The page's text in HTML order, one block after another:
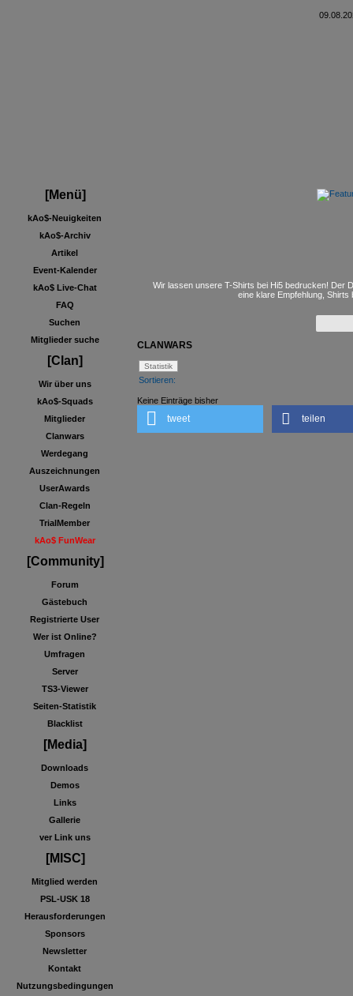
[Menü]
kAo$-Neuigkeiten
kAo$-Archiv
Artikel
Event-Kalender
kAo$ Live-Chat
FAQ
Suchen
Mitglieder suche
[Clan]
Wir über uns
kAo$-Squads
Mitglieder
Clanwars
Werdegang
Auszeichnungen
UserAwards
Clan-Regeln
TrialMember
kAo$ FunWear
[Community]
Forum
Gästebuch
Registrierte User
Wer ist Online?
Umfragen
Server
TS3-Viewer
Seiten-Statistik
Blacklist
[Media]
Downloads
Demos
Links
Gallerie
ver Link uns
[MISC]
Mitglied werden
PSL-USK 18
Herausforderungen
Sponsors
Newsletter
Kontakt
Nutzungsbedingungen
Wir lassen unsere T-Shirts bei Hi5 bedrucken! Der
eine klare Empfehlung,
CLANWARS
Sortieren:
Keine Einträge bisher
tweet teilen